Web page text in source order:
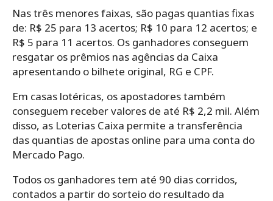
Nas três menores faixas, são pagas quantias fixas
de: R$ 25 para 13 acertos; R$ 10 para 12 acertos; e
R$ 5 para 11 acertos. Os ganhadores conseguem
resgatar os prêmios nas agências da Caixa
apresentando o bilhete original, RG e CPF.
Em casas lotéricas, os apostadores também
conseguem receber valores de até R$ 2,2 mil. Além
disso, as Loterias Caixa permite a transferência
das quantias de apostas online para uma conta do
Mercado Pago.
Todos os ganhadores tem até 90 dias corridos,
contados a partir do sorteio do resultado da